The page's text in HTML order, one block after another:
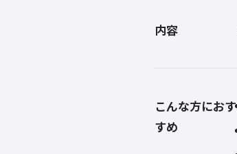
内容
こんな方におす
すめ